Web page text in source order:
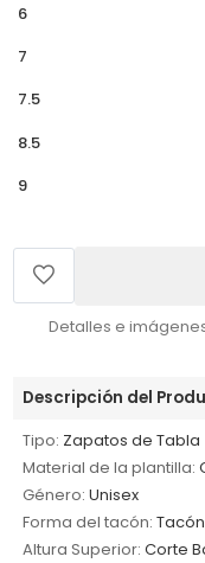
6
7
7.5
8.5
9
Detalles e
Descripción del
Tipo: Zapatos de Tabla
Material de la plantilla:
Género: Unisex
Forma del tacón:
Altura Superior: Corte